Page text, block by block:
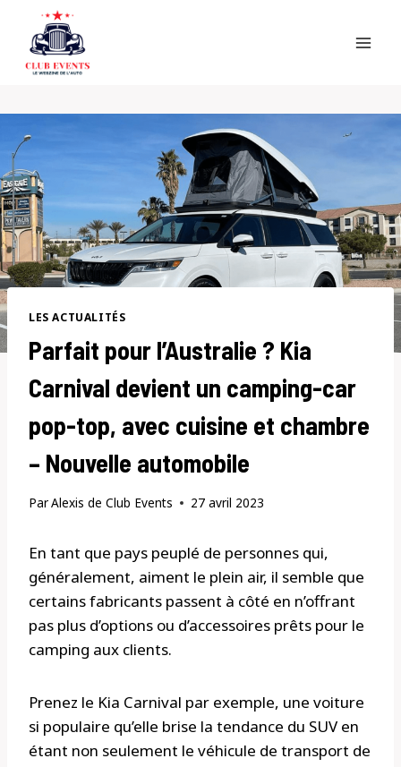
content
LES ACTUALITÉS
Parfait pour l’Australie ? Kia
Carnival devient un camping-car
pop-top, avec cuisine et chambre
– Nouvelle automobile
ParAlexis de Club Events 27 avril 2023
En tant que pays peuplé de personnes qui,
généralement, aiment le plein air, il semble que
certains fabricants passent à côté en n’offrant
pas plus d’options ou d’accessoires prêts pour le
camping aux clients.
Prenez le Kia Carnival par exemple, une voiture
si populaire qu’elle brise la tendance du SUV en
étant non seulement le véhicule de transport de